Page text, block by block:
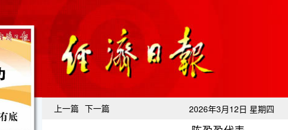
上一篇 下一篇 2026年3月12日 星期四